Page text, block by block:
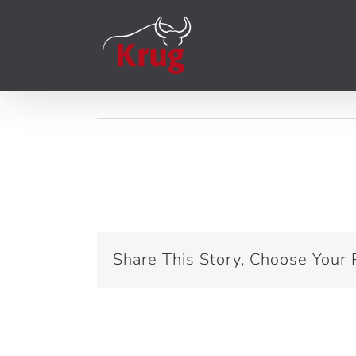
Share This Story, Choose Your